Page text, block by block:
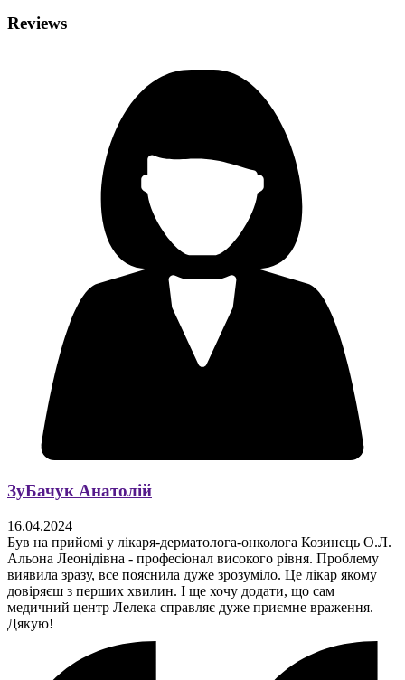
Reviews
ЗуБачук Анатолій
16.04.2024
Був на прийомі у лікаря-дерматолога-онколога Козинець О.Л.
Альона Леонідівна - професіонал високого рівня. Проблему
виявила зразу, все пояснила дуже зрозуміло. Це лікар якому
довіряєш з перших хвилин. І ще хочу додати, що сам
медичний центр Лелека справляє дуже приємне враження.
Дякую!